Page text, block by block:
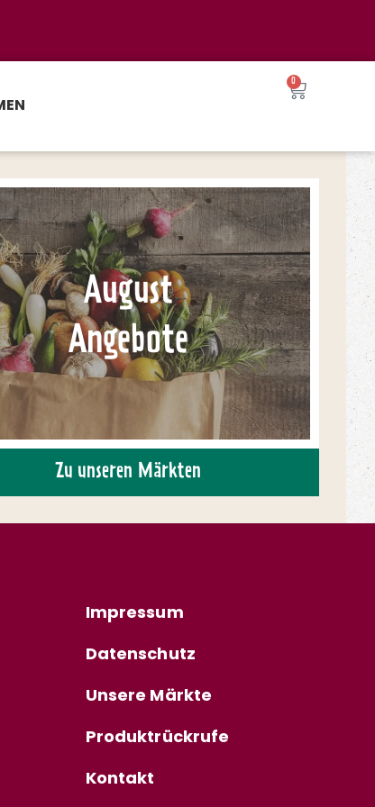
0
August
Angebote
Zu unseren Märkten
Impressum
Datenschutz
Unsere Märkte
Produktrückrufe
Kontakt